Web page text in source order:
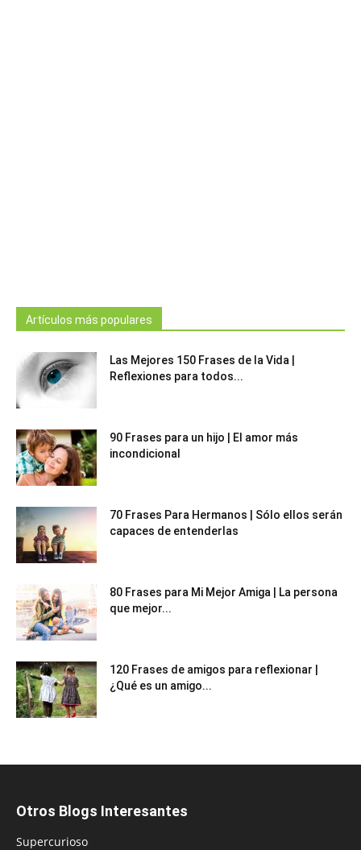
Artículos más populares
Las Mejores 150 Frases de la Vida |
Reflexiones para todos...
90 Frases para un hijo | El amor más
incondicional
70 Frases Para Hermanos | Sólo ellos serán
capaces de entenderlas
80 Frases para Mi Mejor Amiga | La persona
que mejor...
120 Frases de amigos para reflexionar |
¿Qué es un amigo...
Otros Blogs Interesantes
Supercurioso